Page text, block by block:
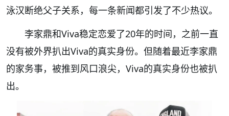
泳汉断绝父子关系，每一条新闻都引发了不少热议。
李家鼎和Viva稳定恋爱了20年的时间，之前一直
没有被外界扒出Viva的真实身份。但随着最近李家鼎
的家务事，被推到风口浪尖，Viva的真实身份也被扒
出。